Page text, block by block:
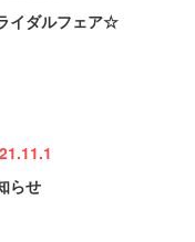
イダルフェア☆
らせ